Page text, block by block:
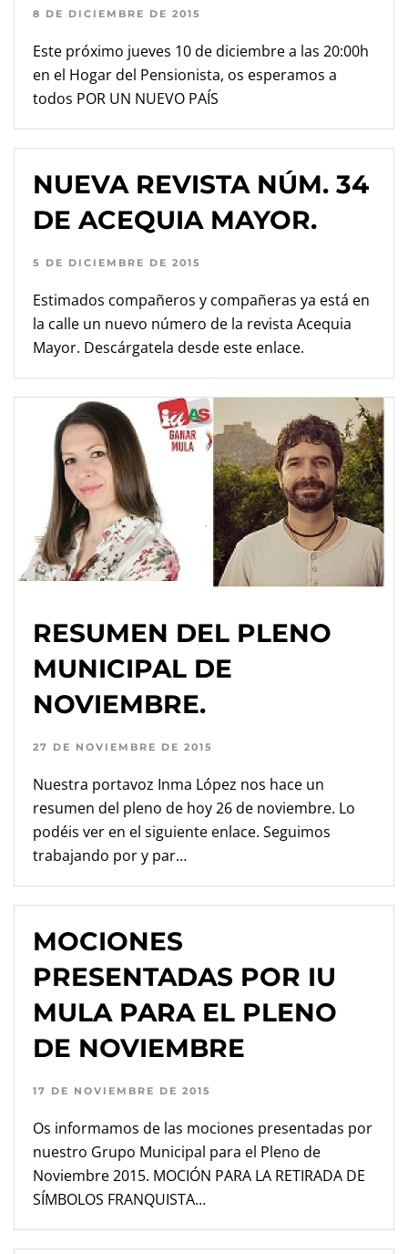
8 DE DICIEMBRE DE 2015
Este próximo jueves 10 de diciembre a las 20:00h
en el Hogar del Pensionista, os esperamos a
todos POR UN NUEVO PAÍS
NUEVA REVISTA NÚM. 34
DE ACEQUIA MAYOR.
5 DE DICIEMBRE DE 2015
Estimados compañeros y compañeras ya está en
la calle un nuevo número de la revista Acequia
Mayor. Descárgatela desde este enlace.
RESUMEN DEL PLENO
MUNICIPAL DE
NOVIEMBRE.
27 DE NOVIEMBRE DE 2015
Nuestra portavoz Inma López nos hace un
resumen del pleno de hoy 26 de noviembre. Lo
podéis ver en el siguiente enlace. Seguimos
trabajando por y par…
MOCIONES
PRESENTADAS POR IU
MULA PARA EL PLENO
DE NOVIEMBRE
17 DE NOVIEMBRE DE 2015
Os informamos de las mociones presentadas por
nuestro Grupo Municipal para el Pleno de
Noviembre 2015. MOCIÓN PARA LA RETIRADA DE
SÍMBOLOS FRANQUISTA…